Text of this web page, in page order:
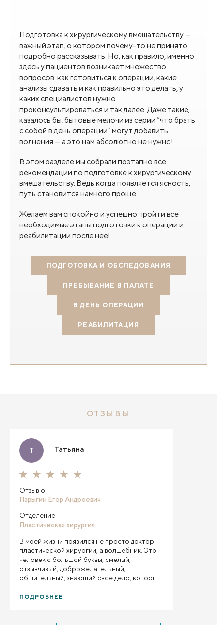
Подготовка к хирургическому вмешательству —
важный этап, о котором почему-то не принято
подробно рассказывать. Но, как правило, именно
здесь у пациентов возникает множество
вопросов: как готовиться к операции, какие
анализы сдавать и как правильно это делать, у
каких специалистов нужно
проконсультироваться и так далее. Даже такие,
казалось бы, бытовые мелочи из серии “что брать
с собой в день операции” могут добавить
волнения — а это нам абсолютно не нужно!
В этом разделе мы собрали поэтапно все
рекомендации по подготовке к хирургическому
вмешательству. Ведь когда появляется ясность,
путь становится намного проще.
Желаем вам спокойно и успешно пройти все
необходимые этапы подготовки к операции и
реабилитации после неё!
ПОДГОТОВКА И ОБСЛЕДОВАНИЯ
ПРЕБЫВАНИЕ В ПАЛАТЕ
В ДЕНЬ ОПЕРАЦИИ
РЕАБИЛИТАЦИЯ
ОТЗЫВЫ
Т Татьяна
Отзыв о:
Парыгин Егор Андреевич
Отделение:
Пластическая хирургия
В моей жизни появился не просто доктор
пластической хирургии, а волшебник. Это
человек с большой буквы, смелый,
отзывчивый, доброжелательный,
общительный, знающий свое дело, который
Новгородской области, с моим огромным
ПОДРОБНЕЕ